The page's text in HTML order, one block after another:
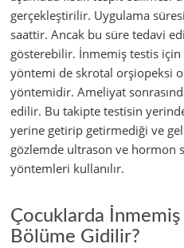
gerçekleştirilir. Uygulama
saattir. Ancak bu süre tedavi
gösterebilir. İnmemiş testis
yöntemi de skrotal orşiopeksi
yöntemidir. Ameliyat
edilir. Bu takipte testisin
yerine getirip getirmediği ve
gözlemde ultrason ve hormon
yöntemleri kullanılır.
Çocuklarda
Bölüme Gidilir?